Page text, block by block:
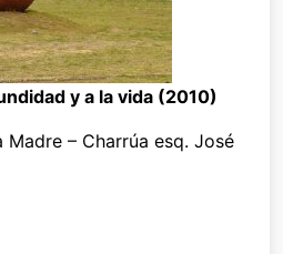
y a la vida (2010)
– Charrúa esq. José